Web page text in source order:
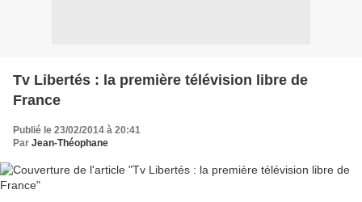
Tv Libertés : la première télévision libre de
France
Publié le 23/02/2014 à 20:41
Par Jean-Théophane